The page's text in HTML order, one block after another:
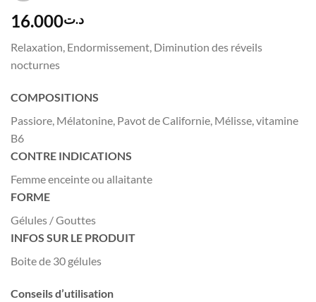
د.ت16.000
Relaxation, Endormissement, Diminution des réveils
nocturnes
COMPOSITIONS
Passiore, Mélatonine, Pavot de Californie, Mélisse, vitamine
B6
CONTRE INDICATIONS
Femme enceinte ou allaitante
FORME
Gélules / Gouttes
INFOS SUR LE PRODUIT
Boite de 30 gélules
Conseils d’utilisation